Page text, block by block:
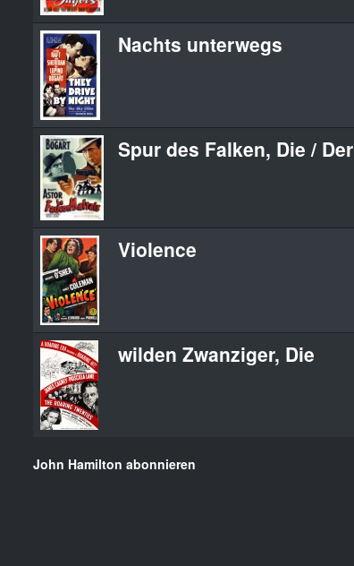
Nachts unterwegs
Spur des Falken, Die /
Violence
wilden Zwanziger, Die
John Hamilton abonnieren